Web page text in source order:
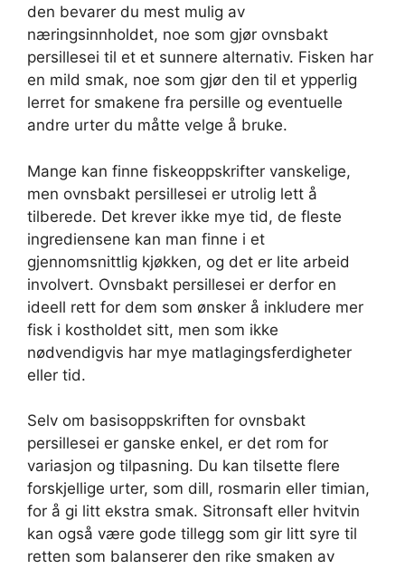
den bevarer du mest mulig av
næringsinnholdet, noe som gjør ovnsbakt
persillesei til et et sunnere alternativ. Fisken har
en mild smak, noe som gjør den til et ypperlig
lerret for smakene fra persille og eventuelle
andre urter du måtte velge å bruke.
Mange kan finne fiskeoppskrifter vanskelige,
men ovnsbakt persillesei er utrolig lett å
tilberede. Det krever ikke mye tid, de fleste
ingrediensene kan man finne i et
gjennomsnittlig kjøkken, og det er lite arbeid
involvert. Ovnsbakt persillesei er derfor en
ideell rett for dem som ønsker å inkludere mer
fisk i kostholdet sitt, men som ikke
nødvendigvis har mye matlagingsferdigheter
eller tid.
Selv om basisoppskriften for ovnsbakt
persillesei er ganske enkel, er det rom for
variasjon og tilpasning. Du kan tilsette flere
forskjellige urter, som dill, rosmarin eller timian,
for å gi litt ekstra smak. Sitronsaft eller hvitvin
kan også være gode tillegg som gir litt syre til
retten som balanserer den rike smaken av